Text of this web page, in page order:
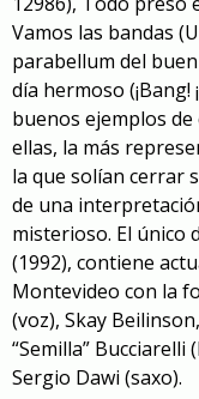
Vamos las bandas
parabellum del
día hermoso
buenos ejemplos
ellas, la más
la que solían cerrar
de una
misterioso. El único
(1992), contiene
Montevideo con la
(voz), Skay
“Semilla”
Sergio Dawi (saxo).